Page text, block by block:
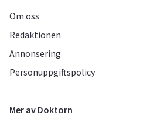
Om oss
Redaktionen
Annonsering
Personuppgiftspolicy
Mer av Doktorn